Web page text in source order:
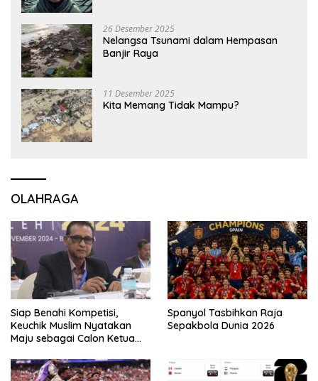
26 Desember 2025
Nelangsa Tsunami dalam Hempasan
Banjir Raya
11 Desember 2025
Kita Memang Tidak Mampu?
OLAHRAGA
Siap Benahi Kompetisi,
Keuchik Muslim Nyatakan
Maju sebagai Calon Ketua
Spanyol Tasbihkan Raja
Sepakbola Dunia 2026